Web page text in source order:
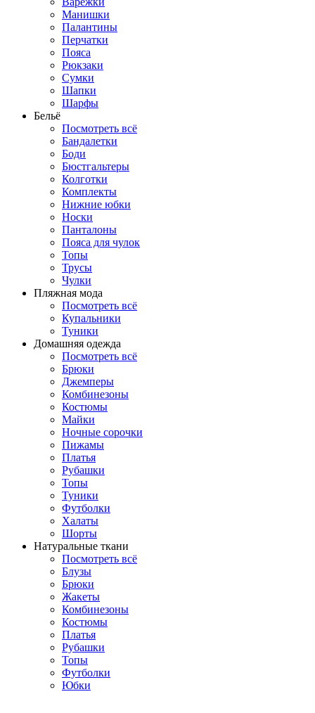
Манишки
Палантины
Перчатки
Пояса
Рюкзаки
Сумки
Шапки
Шарфы
Бельё
Посмотреть всё
Бандалетки
Боди
Бюстгальтеры
Колготки
Комплекты
Нижние юбки
Носки
Панталоны
Поясa для чулок
Топы
Трусы
Чулки
Пляжная мода
Посмотреть всё
Купальники
Туники
Домашняя одежда
Посмотреть всё
Брюки
Джемперы
Комбинезоны
Костюмы
Майки
Ночные сорочки
Пижамы
Платья
Рубашки
Топы
Туники
Футболки
Халаты
Шорты
Натуральные ткани
Посмотреть всё
Блузы
Брюки
Жакеты
Комбинезоны
Костюмы
Платья
Рубашки
Топы
Футболки
Юбки